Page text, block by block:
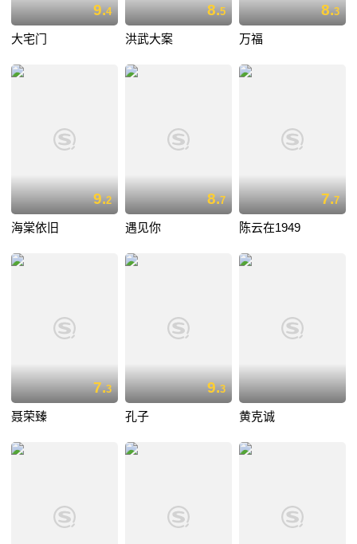
9.4
大宅门
8.5
洪武大案
8.3
万福
9.2
海棠依旧
8.7
遇见你
7.7
陈云在1949
7.3
聂荣臻
9.3
孔子 黄克诚